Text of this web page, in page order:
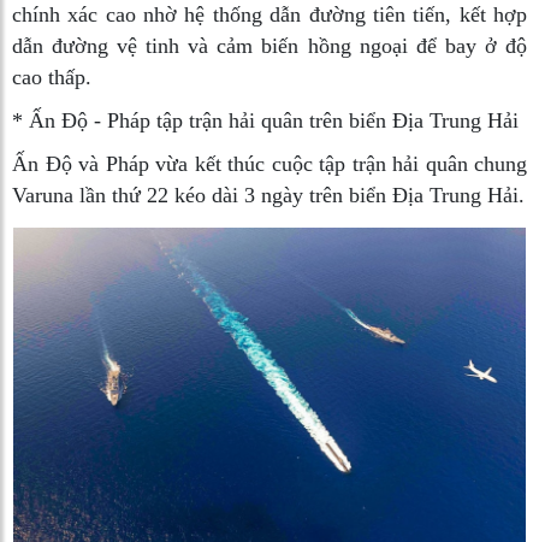
chính xác cao nhờ hệ thống dẫn đường tiên tiến, kết hợp
dẫn đường vệ tinh và cảm biến hồng ngoại để bay ở độ
cao thấp.
* Ấn Độ - Pháp tập trận hải quân trên biển Địa Trung Hải
Ấn Độ và Pháp vừa kết thúc cuộc tập trận hải quân chung
Varuna lần thứ 22 kéo dài 3 ngày trên biển Địa Trung Hải.